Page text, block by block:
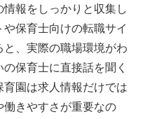
報をしっかりと収集し
保育士向けの転職サイ
と、実際の職場環境がわ
保育士に直接話を聞く
園は求人情報だけでは
働きやすさが重要なの